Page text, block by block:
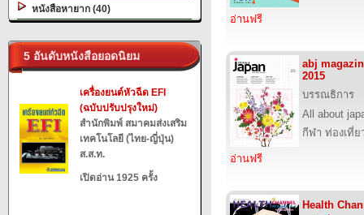
หนังสือหายาก (40)
5 อันดับหนังสือยอดนิยม
เครื่องยนต์หัวฉีด EFI
(ฉบับปรับปรุงใหม่)
สำนักพิมพ์ สมาคมส่งเสริม
เทคโนโลยี (ไทย-ญี่ปุ่น)
ส.ส.ท.
เปิดอ่าน 1925 ครั้ง
อ่านฟรี
abj
2015
บรรณธิการ
All about
กีฬา ท่องเที่
อ่านฟรี
Health